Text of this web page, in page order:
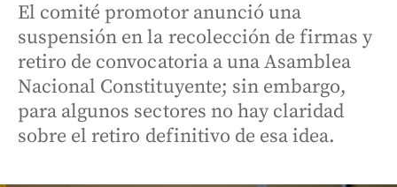
El comité promotor anunció una
suspensión en la recolección de firmas y
retiro de convocatoria a una Asamblea
Nacional Constituyente; sin embargo,
para algunos sectores no hay claridad
sobre el retiro definitivo de esa idea.